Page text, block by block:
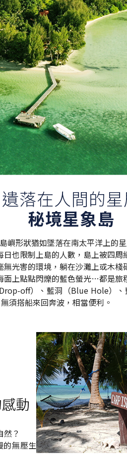
遺落在人間的
秘境星象島
嶼形狀猶如墜落在南太平洋上的
也限制上島的人數，島上被四
光害的環境，躺在沙灘上或木
上點點閃爍的藍色螢光…都是旅
off）、藍洞（Blue Hole）
須搭船來回奔波，相當便利。
動
？
的無壓生